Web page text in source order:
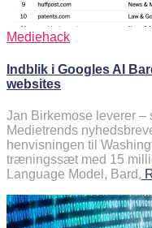
Mediehack
Indblik i Googles AI
websites
Jan Birkemose leverer –
Medietrends
henvisningen til
træningssæt med 15
Language Model, Bard,